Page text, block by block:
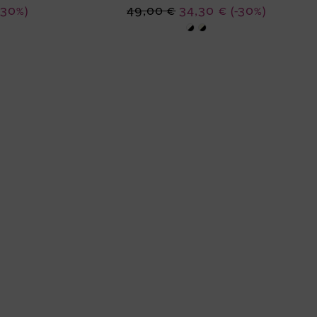
(-30%)
Ειδική
Τιμή
34,30 €
49,00 €